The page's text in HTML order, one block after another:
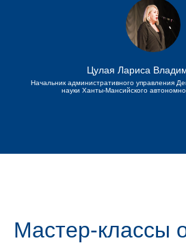
Цулая Лариса
Начальник административного управления
науки Ханты-Мансийского
Мастер-классы